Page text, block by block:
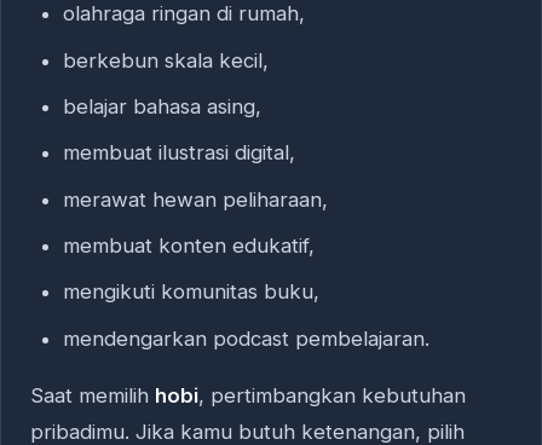
olahraga ringan di rumah,
berkebun skala kecil,
belajar bahasa asing,
membuat ilustrasi digital,
merawat hewan peliharaan,
membuat konten edukatif,
mengikuti komunitas buku,
mendengarkan podcast pembelajaran.
Saat memilih hobi, pertimbangkan kebutuhan
pribadimu. Jika kamu butuh ketenangan, pilih